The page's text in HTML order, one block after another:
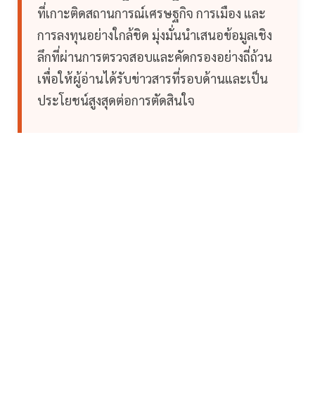
ที่เกาะติดสถานการณ์เศรษฐกิจ การเมือง และ
การลงทุนอย่างใกล้ชิด มุ่งมั่นนำเสนอข้อมูลเชิง
ลึกที่ผ่านการตรวจสอบและคัดกรองอย่างถี่ถ้วน
เพื่อให้ผู้อ่านได้รับข่าวสารที่รอบด้านและเป็น
ประโยชน์สูงสุดต่อการตัดสินใจ